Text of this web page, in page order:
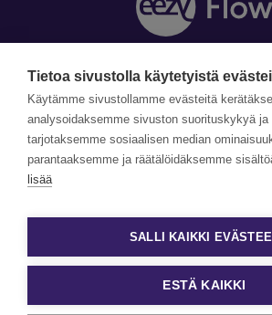
Y-tunnus: 1990870-5
Yhteystiedot »
Tilaa uutiskirje »
©Copyright Eezy Flow
Evästetiedot ja
Tietoa sivustolla käytetyistä
Käytämme sivustollamme evästeitä
analysoidaksemme sivuston suorituskykyä ja
tarjotaksemme sosiaalisen median
parantaaksemme ja räätälöidäksemme
lisää
SALLI KAIKKI
ESTÄ KAIKKI